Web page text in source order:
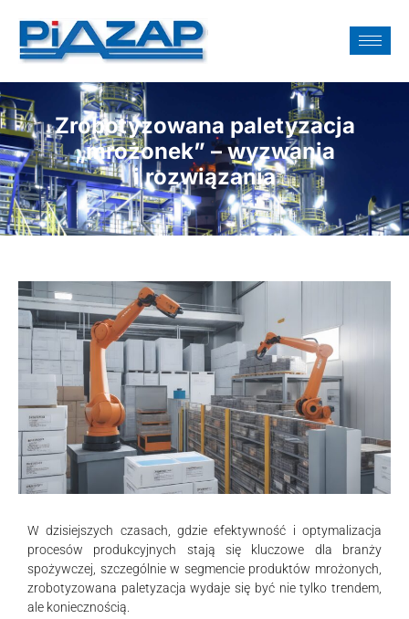
Zrobotyzowana paletyzacja
„mrożonek” – wyzwania
i rozwiązania
W dzisiejszych czasach, gdzie efektywność i optymalizacja
procesów produkcyjnych stają się kluczowe dla branży
spożywczej, szczególnie w segmencie produktów mrożonych,
zrobotyzowana paletyzacja wydaje się być nie tylko trendem,
ale koniecznością.